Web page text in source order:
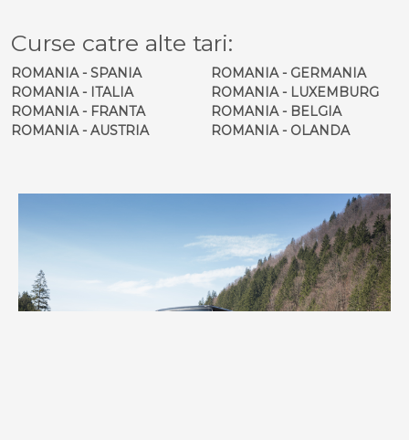
Curse catre alte tari:
ROMANIA - SPANIA
ROMANIA - ITALIA
ROMANIA - FRANTA
ROMANIA - AUSTRIA
ROMANIA - GERMANIA
ROMANIA - LUXEMBURG
ROMANIA - BELGIA
ROMANIA - OLANDA